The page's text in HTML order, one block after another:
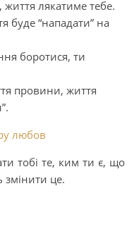
життя лякатиме тебе.
буде “нападати” на
боротися, ти
провини, життя
любов
тобі те, ким ти є, що
змінити це.